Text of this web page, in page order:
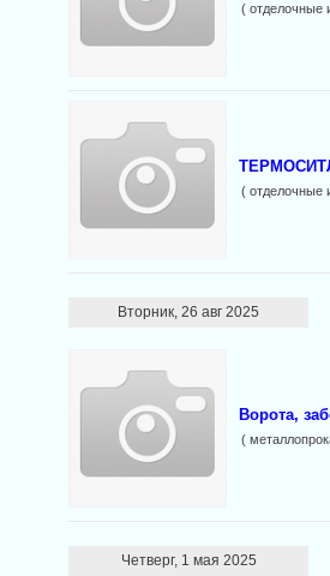
( отделочные
( отделочные
Вторник, 26 авг 2025
Ворота,
(
Четверг, 1 мая 2025